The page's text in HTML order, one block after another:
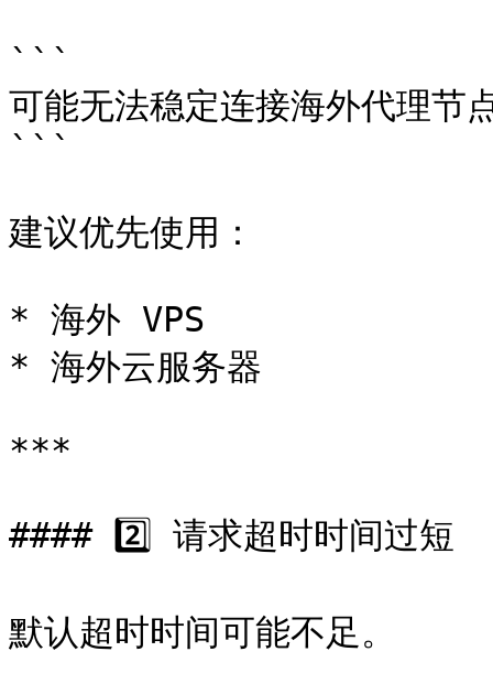
```
可能无法稳定连接海外代理节
```
建议优先使用：
* 海外 VPS
* 海外云服务器
***
#### 2️⃣ 请求超时时间过短
默认超时时间可能不足。